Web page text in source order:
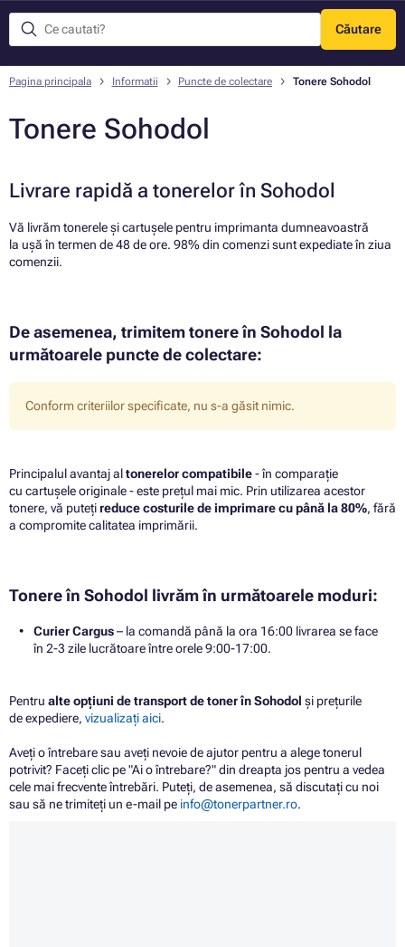
Căutare
Meniu
Pagina principala Informatii Puncte de colectare Tonere Sohodol
Tonere Sohodol
Livrare rapidă a tonerelor în Sohodol
Vă livrăm tonerele și cartușele pentru imprimanta dumneavoastră
la ușă în termen de 48 de ore. 98% din comenzi sunt expediate în ziua
comenzii.
De asemenea, trimitem tonere în Sohodol la
următoarele puncte de colectare:
Conform criteriilor specificate, nu s-a găsit nimic.
Principalul avantaj altonerelor compatibile- în comparație
cu cartușele originale - este prețul mai mic. Prin utilizarea acestor
tonere, vă putețireduce costurile de imprimare cu până la 80%, fără
a compromite calitatea imprimării.
Tonere în Sohodol livrăm în următoarele moduri:
Curier Cargus– la comandă până la ora 16:00 livrarea se face
în 2-3 zile lucrătoare între orele 9:00-17:00.
Pentru alte opțiuni de transport de toner în Sohodol și prețurile
de expediere, vizualizați aici.
Aveți o întrebare sau aveți nevoie de ajutor pentru a alege tonerul
potrivit? Faceți clic pe "Ai o întrebare?" din dreapta jos pentru a vedea
cele mai frecvente întrebări. Puteți, de asemenea, să discutați cu noi
sau să ne trimiteți un e-mail pe info@tonerpartner.ro.